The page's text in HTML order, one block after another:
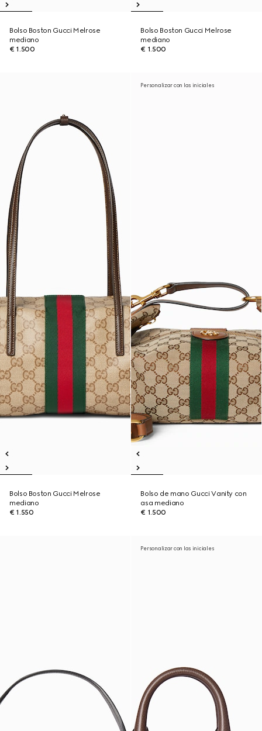
Bolso Boston Gucci Melrose
mediano
€ 1.500
Bolso Boston Gucci Melrose
mediano
€ 1.500
Bolso Boston Gucci Melrose
mediano
€ 1.550
Personalizar con las iniciales
Bolso de mano Gucci Vanity con
asa mediano
€ 1.500
Personalizar con las iniciales